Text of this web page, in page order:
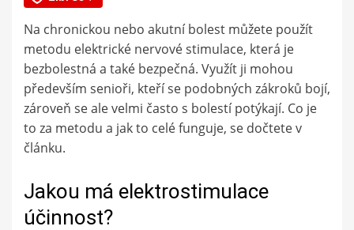
Na chronickou nebo akutní bolest můžete použít
metodu elektrické nervové stimulace, která je
bezbolestná a také bezpečná. Využít ji mohou
především senioři, kteří se podobných zákroků bojí,
zároveň se ale velmi často s bolestí potýkají. Co je
to za metodu a jak to celé funguje, se dočtete v
článku.
Jakou má elektrostimulace
účinnost?